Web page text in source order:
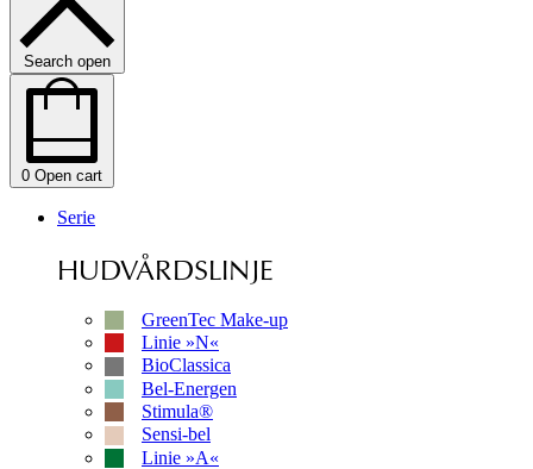
Search open
0 Open cart
Serie
HUDVÅRDSLINJE
GreenTec Make-up
Linie »N«
BioClassica
Bel-Energen
Stimula®
Sensi-bel
Linie »A«